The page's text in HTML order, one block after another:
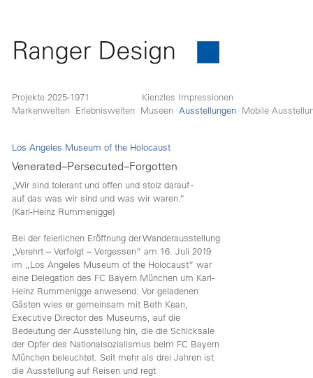
Projekte 2025-1971
Kienzles Impressionen
Markenwelten Erlebniswelten Museen Ausstellungen Mobile
Los Angeles Museum of the Holocaust
Venerated–Persecuted–Forgotten
„Wir sind tolerant und offen und stolz darauf -
auf das was wir sind und was wir waren.“
(Karl-Heinz Rummenigge)
Bei der feierlichen Eröffnung der Wanderausstellung
„Verehrt – Verfolgt – Vergessen“ am 16. Juli 2019
im „Los Angeles Museum of the Holocaust“ war
eine Delegation des FC Bayern München um Karl-
Heinz Rummenigge anwesend. Vor geladenen
Gästen wies er gemeinsam mit Beth Kean,
Executive Director des Museums, auf die
Bedeutung der Ausstellung hin, die die Schicksale
der Opfer des Nationalsozialismus beim FC Bayern
München beleuchtet. Seit mehr als drei Jahren ist
die Ausstellung auf Reisen und regt